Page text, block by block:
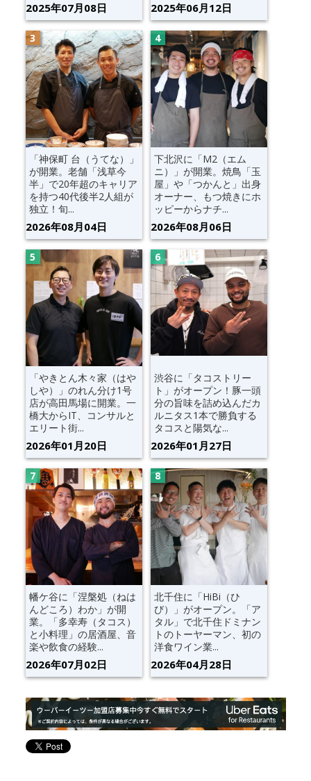
2025年07月08日 2025年06月12日
「神保町 台（うてな）」
が開業。老舗「浅草今
半」で20年超のキャリア
を持つ40代後半2人組が
独立！旬...
2026年08月04日
下北沢に「M2（エム
ニ）」が開業。焼鳥「玉
屋」や「つかんと」出身
オーナー、もつ焼きにホ
ッピーからナチ...
2026年08月06日
「やきとん木々家（はや
しや）」のれん分け1号
店が高田馬場に開業。一
橋大からIT、コンサルと
エリート街...
2026年01月20日
渋谷に「タコストリー
ト」がオープン！豚一頭
分の旨味を詰め込んだカ
ルニタス1本で勝負する
タコスと陽気な...
2026年01月27日
幡ケ谷に「涅槃処（ねは
んどころ）わか」が開
業。「多幸寿（タコス）
と小料理」の居酒屋、音
楽や飲食の経験...
2026年07月02日
北千住に「HiBi（ひ
び）」がオープン。「ア
タル」で北千住ドミナン
トのトーヤーマン、初の
洋食ワイン業...
2026年04月28日